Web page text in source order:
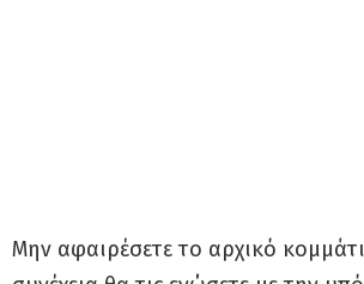
Μην αφαιρέσετε το αρχικό